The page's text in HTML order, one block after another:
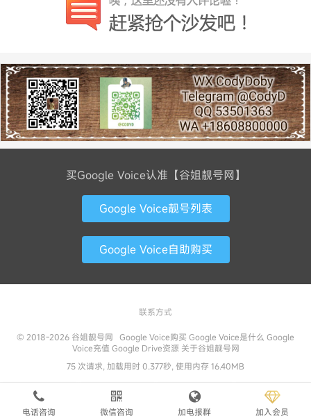
买Google Voice认准【谷姐靓号网】
Google Voice靓号列表
Google Voice自助购买
联系方式
© 2018-2026 谷姐靓号网 Google Voice购买 Google Voice是什么 Google
Voice充值 Google Drive资源 关于谷姐靓号网
75 次请求, 加载用时 0.377秒, 使用内存 16.40MB
电话咨询 微信咨询 加电报群 加入会员